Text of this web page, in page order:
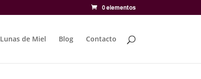
0 elementos
Lunas de Miel Blog Contacto